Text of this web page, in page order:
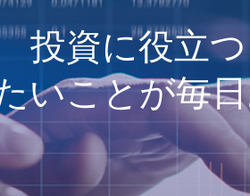
投資に役立つ
いことが毎日